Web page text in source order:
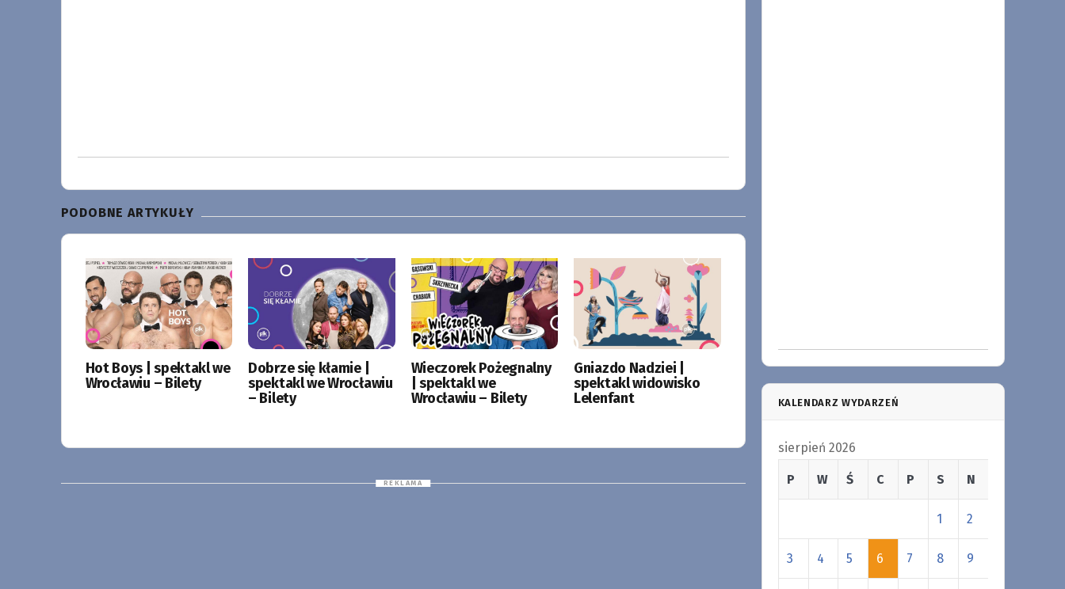
PODOBNE ARTYKUŁY
Hot Boys | spektakl we
Wrocławiu – Bilety
Dobrze się kłamie |
spektakl we Wrocławiu
– Bilety
Wieczorek Pożegnalny
| spektakl we
Wrocławiu – Bilety
Gniazdo Nadziei |
spektakl widowisko
Lelenfant
KALENDARZ WYDARZEŃ
sierpień 2026
P W Ś C P S N
1 2
3 4 5 6 7 8 9